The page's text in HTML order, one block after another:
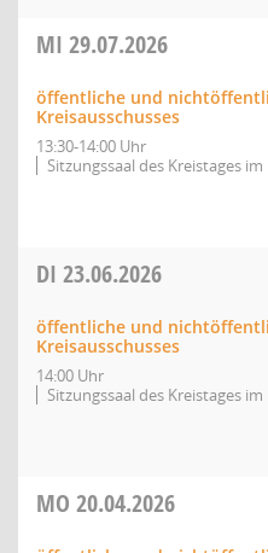
MI 29.07.2026
öffentliche und
Kreisausschusses
13:30-14:00 Uhr
Sitzungssaal des Kreistages
DI 23.06.2026
öffentliche und
Kreisausschusses
14:00 Uhr
Sitzungssaal des Kreistages
MO 20.04.2026